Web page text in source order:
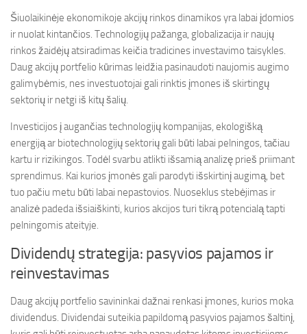
Šiuolaikinėje ekonomikoje akcijų rinkos dinamikos yra labai įdomios
ir nuolat kintančios. Technologijų pažanga, globalizacija ir naujų
rinkos žaidėjų atsiradimas keičia tradicines investavimo taisykles.
Daug akcijų portfelio kūrimas leidžia pasinaudoti naujomis augimo
galimybėmis, nes investuotojai gali rinktis įmones iš skirtingų
sektorių ir netgi iš kitų šalių.
Investicijos į augančias technologijų kompanijas, ekologišką
energiją ar biotechnologijų sektorių gali būti labai pelningos, tačiau
kartu ir rizikingos. Todėl svarbu atlikti išsamią analizę prieš priimant
sprendimus. Kai kurios įmonės gali parodyti išskirtinį augimą, bet
tuo pačiu metu būti labai nepastovios. Nuoseklus stebėjimas ir
analizė padeda išsiaiškinti, kurios akcijos turi tikrą potencialą tapti
pelningomis ateityje.
Dividendų strategija: pasyvios pajamos ir
reinvestavimas
Daug akcijų portfelio savininkai dažnai renkasi įmones, kurios moka
dividendus. Dividendai suteikia papildomą pasyvios pajamos šaltinį,